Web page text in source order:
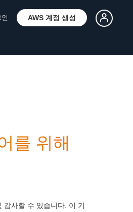
인 AWS 계정 생성
를 위해
감사할 수 있습니다. 이 기